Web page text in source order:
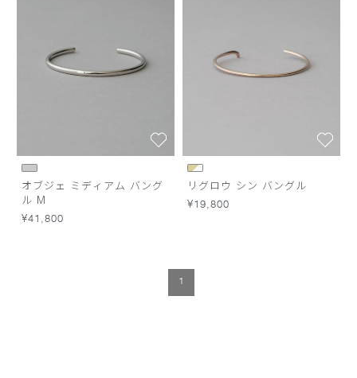
オブジェ ミディアム バング
ル M
¥41,800
リグロウ シン バングル
¥19,800
1